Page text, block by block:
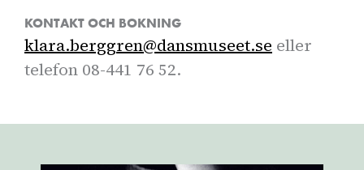
KONTAKT OCH BOKNING
klara.berggren@dansmuseet.se eller
telefon 08-441 76 52.